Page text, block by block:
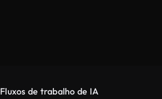
Fluxos de trabalho de IA